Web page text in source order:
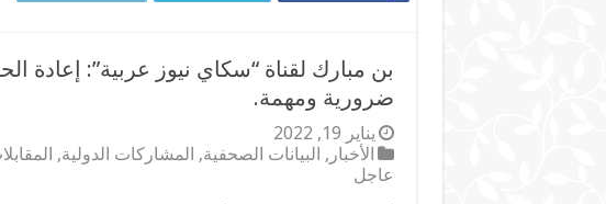
بن مبارك لقناة “سكاي نيوز عربية”: إعادة
ضرورية ومهمة.
يناير 19, 2022
الأخبار , البيانات الصحفية, المشاركات الدولية,
عاجل